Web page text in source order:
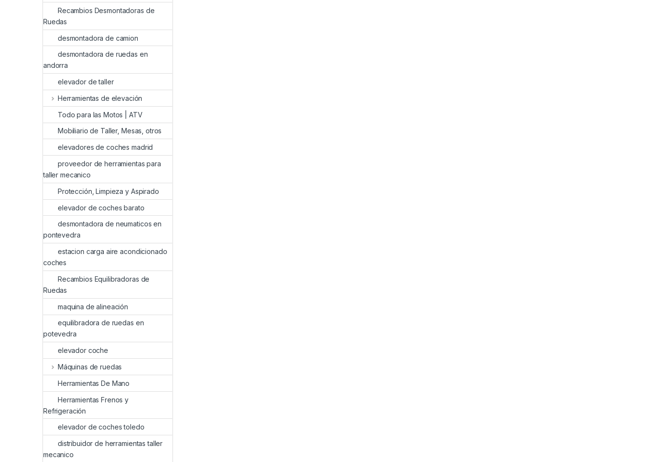
Recambios Desmontadoras de
Ruedas
desmontadora de camion
desmontadora de ruedas en
andorra
elevador de taller
Herramientas de elevación
Todo para las Motos | ATV
Mobiliario de Taller, Mesas, otros
elevadores de coches madrid
proveedor de herramientas para
taller mecanico
Protección, Limpieza y Aspirado
elevador de coches barato
desmontadora de neumaticos en
pontevedra
estacion carga aire acondicionado
coches
Recambios Equilibradoras de
Ruedas
maquina de alineación
equilibradora de ruedas en
potevedra
elevador coche
Máquinas de ruedas
Herramientas De Mano
Herramientas Frenos y
Refrigeración
elevador de coches toledo
distribuidor de herramientas taller
mecanico